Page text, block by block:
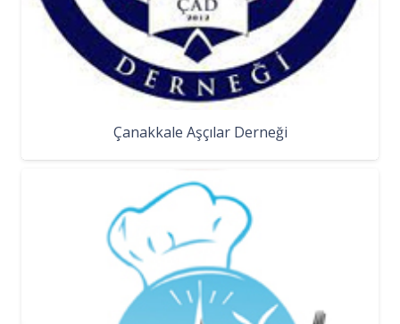
Çanakkale Aşçılar Derneği